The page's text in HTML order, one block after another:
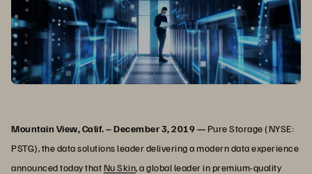
Mountain View, Calif. – December 3, 2019 —Pure Storage (NYSE:
PSTG), the data solutions leader delivering a modern data experience
announced today thatNu Skin, a global leader in premium-quality